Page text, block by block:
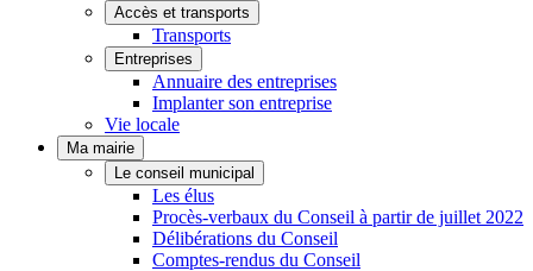
Accès et transports
Transports
Entreprises
Annuaire des entreprises
Implanter son entreprise
Vie locale
Ma mairie
Le conseil municipal
Les élus
Procès-verbaux du Conseil à partir de juillet 2022
Délibérations du Conseil
Comptes-rendus du Conseil